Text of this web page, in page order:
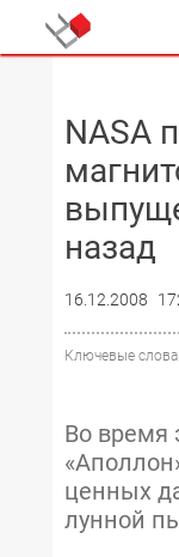
NASA
назад
16.12.2008
Ключевые слова
Во время
ценных
лунной